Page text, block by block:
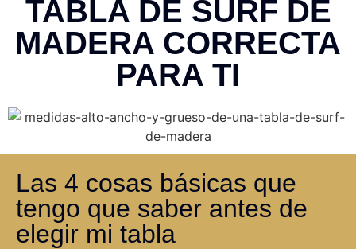
TABLA DE SURF DE
MADERA CORRECTA
PARA TI
Las 4 cosas básicas que
tengo que saber antes de
elegir mi tabla